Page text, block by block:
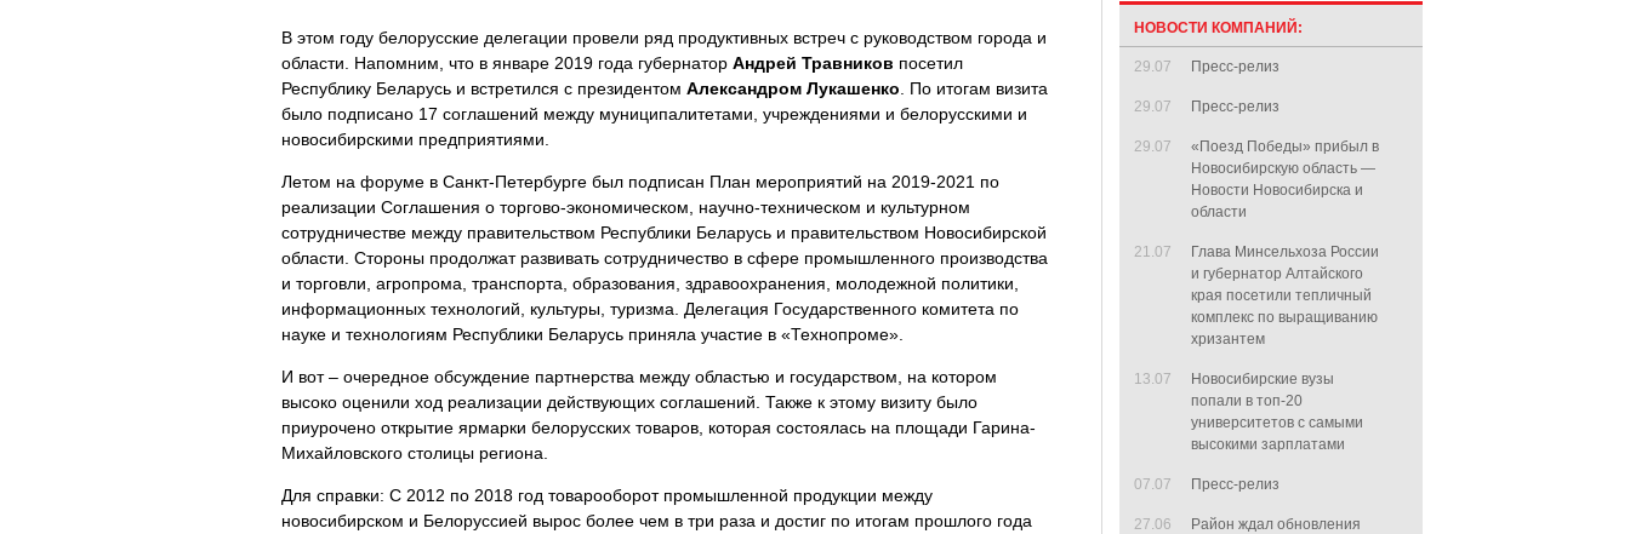
В этом году белорусские делегации провели ряд продуктивных встреч с руководством города и
области. Напомним, что в январе 2019 года губернатор Андрей Травников посетил
Республику Беларусь и встретился с президентом Александром Лукашенко . По итогам визита
было подписано 17 соглашений между муниципалитетами, учреждениями и белорусскими и
новосибирскими предприятиями.
Летом на форуме в Санкт-Петербурге был подписан План мероприятий на 2019-2021 по
реализации Соглашения о торгово-экономическом, научно-техническом и культурном
сотрудничестве между правительством Республики Беларусь и правительством Новосибирской
области. Стороны продолжат развивать сотрудничество в сфере промышленного производства
и торговли, агропрома, транспорта, образования, здравоохранения, молодежной политики,
информационных технологий, культуры, туризма. Делегация Государственного комитета по
науке и технологиям Республики Беларусь приняла участие в «Технопроме».
И вот – очередное обсуждение партнерства между областью и государством, на котором
высоко оценили ход реализации действующих соглашений. Также к этому визиту было
приурочено открытие ярмарки белорусских товаров, которая состоялась на площади Гарина-
Михайловского столицы региона.
Для справки: С 2012 по 2018 год товарооборот промышленной продукции между
новосибирском и Белоруссией вырос более чем в три раза и достиг по итогам прошлого года
НОВОСТИ КОМПАНИЙ:
29.07 Пресс-релиз
29.07 Пресс-релиз
29.07
«Поезд Победы» прибыл в
Новосибирскую область —
Новости Новосибирска и
области
21.07
Глава Минсельхоза России
и губернатор Алтайского
края посетили тепличный
комплекс по выращиванию
хризантем
13.07
Новосибирские вузы
попали в топ-20
университетов с самыми
высокими зарплатами
07.07 Пресс-релиз
27.06
Район ждал обновления